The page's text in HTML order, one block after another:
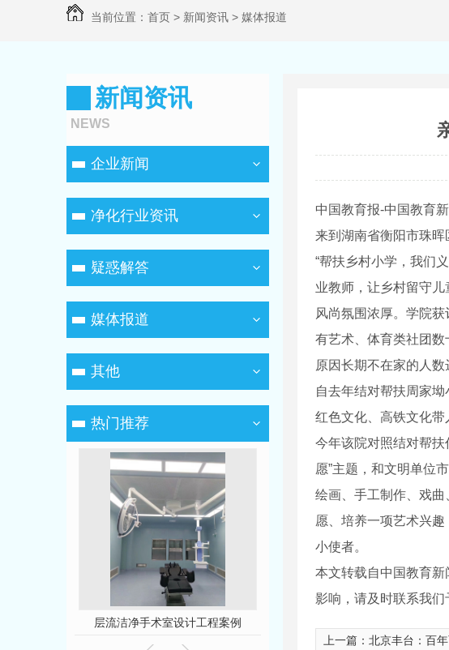
当前位置： 首页 > 新闻资讯 > 媒体报道
新闻资讯
NEWS
企业新闻
净化行业资讯
疑惑解答
媒体报道
其他
热门推荐
层流洁净手术室设计工程案例
中国教育报-中国教育
来到湖南省衡阳市珠晖
“帮扶乡村小学，我们
业教师，让乡村留守
风尚氛围浓厚。学院
有艺术、体育类社团
原因长期不在家的人数
自去年结对帮扶周家
红色文化、高铁文化带
今年该院对照结对帮扶
愿”主题，和文明单位
绘画、手工制作、戏
愿、培养一项艺术兴
小使者。
本文转载自中国教育
影响，请及时联系我们
上一篇： 北京丰台：百